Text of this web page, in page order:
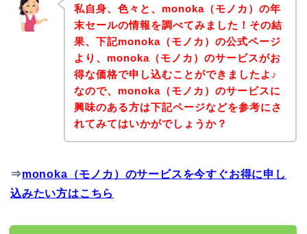
私自身、色々と、monoka（モノカ）の年
末セールの情報を調べてみました！その結
果、下記monoka（モノカ）の公式ページ
より、monoka（モノカ）のサービスがお
得な価格で申し込むことができましたよ♪
なので、monoka（モノカ）のサービスに
興味のある方は下記ページなどを参考にさ
れてみてはいかがでしょうか？
⇒monoka（モノカ）のサービスを今すぐお得に申し
込みたい方はこちら